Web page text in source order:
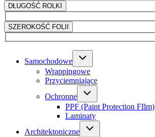
DŁUGOŚĆ ROLKI
SZEROKOŚĆ FOLII
Samochodowe
Wrappingowe
Przyciemniające
Ochronne
PPF (Paint Protection FIlm)
Laminaty
Architektoniczne